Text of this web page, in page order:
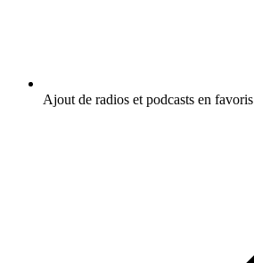
Ajout de radios et podcasts en favoris